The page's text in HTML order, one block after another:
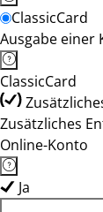
ClassicCard
Ausgabe einer
ClassicCard
Zusätzliches
Online-Konto
Ja